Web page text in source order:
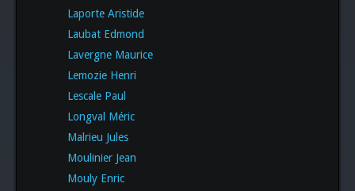
Laporte Aristide
Laubat Edmond
Lavergne Maurice
Lemozie Henri
Lescale Paul
Longval Méric
Malrieu Jules
Moulinier Jean
Mouly Enric